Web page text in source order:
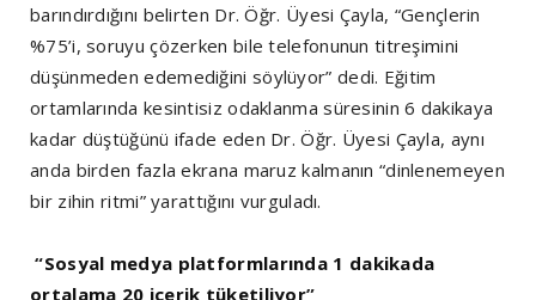
barındırdığını belirten Dr. Öğr. Üyesi Çayla, “Gençlerin
%75’i, soruyu çözerken bile telefonunun titreşimini
düşünmeden edemediğini söylüyor” dedi. Eğitim
ortamlarında kesintisiz odaklanma süresinin 6 dakikaya
kadar düştüğünü ifade eden Dr. Öğr. Üyesi Çayla, aynı
anda birden fazla ekrana maruz kalmanın “dinlenemeyen
bir zihin ritmi” yarattığını vurguladı.
“Sosyal medya platformlarında 1 dakikada
ortalama 20 içerik tüketiliyor”